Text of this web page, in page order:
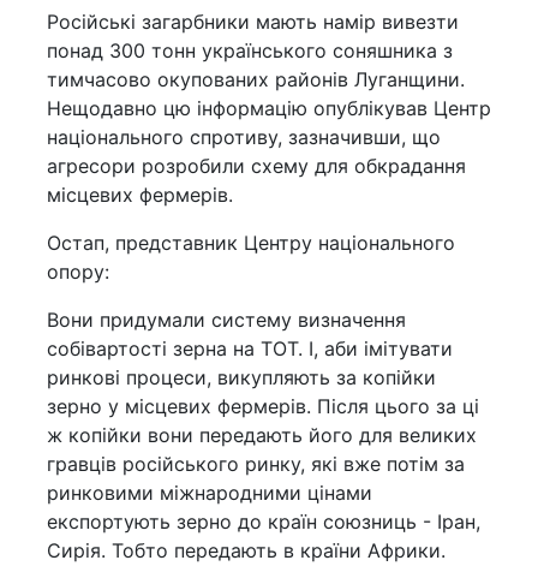
Російські загарбники мають намір вивезти
понад 300 тонн українського соняшника з
тимчасово окупованих районів Луганщини.
Нещодавно цю інформацію опублікував Центр
національного спротиву, зазначивши, що
агресори розробили схему для обкрадання
місцевих фермерів.
Остап, представник Центру національного
опору:
Вони придумали систему визначення
собівартості зерна на ТОТ. І, аби імітувати
ринкові процеси, викупляють за копійки
зерно у місцевих фермерів. Після цього за ці
ж копійки вони передають його для великих
гравців російського ринку, які вже потім за
ринковими міжнародними цінами
експортують зерно до країн союзниць - Іран,
Сирія. Тобто передають в країни Африки.